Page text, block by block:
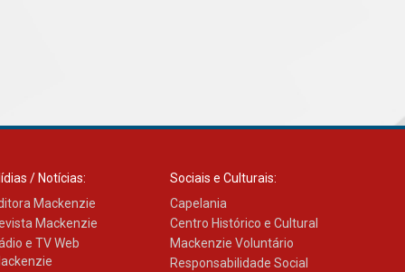
/ Notícias:
Mackenzie
Mackenzie
e TV Web
Sociais e Culturais:
Capelania
Centro Histórico e Cultural
Mackenzie Voluntário
Responsabilidade Social